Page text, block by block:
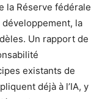
la Réserve fédérale
développement, la
Un rapport de
existants de
déjà à l’IA, y